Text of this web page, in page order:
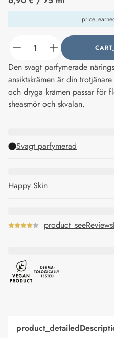
counter_current
Den svagt parfymerade
ansiktskrämen är din
och dryga krämen passar för
sheasmör och skvalan.
Svagt parfymerad
Happy Skin